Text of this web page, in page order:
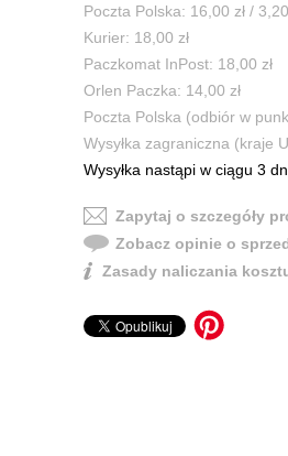
Poczta Polska: 16,00 zł / 3,20
Kurier: 18,00 zł
Paczkomat InPost: 18,00 zł
Orlen Paczka: 14,00 zł
Poczta Polska (odbiór w
Wysyłka zagraniczna (kraje
Wysyłka nastąpi w ciągu 3
Zapytaj o szczegóły
Zobacz opinie o
Zasady naliczania